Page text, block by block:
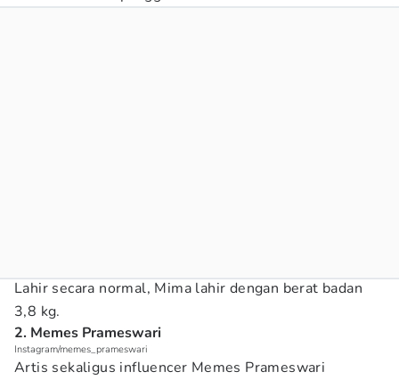
Lahir secara normal, Mima lahir dengan berat badan
3,8 kg.
2. Memes Prameswari
Instagram/memes_prameswari
Artis sekaligus influencer Memes Prameswari